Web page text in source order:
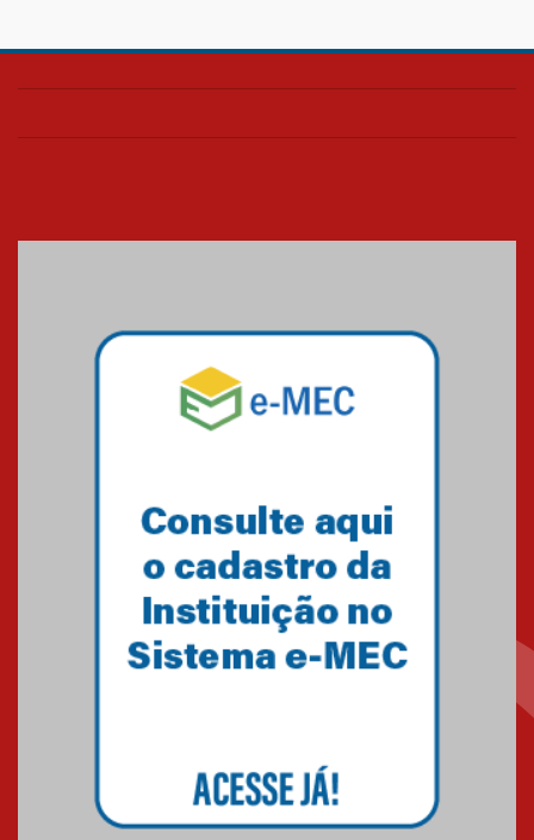
HUEM é o primeiro hospital do
UTI's inteligentes
referência mundial em
Pós-Asco: evento do HUEM
debate novidades sobre
estudos e tratamentos contra
o câncer
MackPesquisa 2026 prorroga
inscrições até 14 de agosto
15.06.2026